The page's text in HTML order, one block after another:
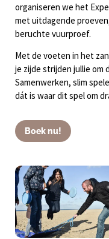
organiseren we het
met uitdagende
beruchte vuurproef.
Met de voeten in het
je zijde strijden jullie om
Samenwerken, slim
dát is waar dit spel om
Boek nu!